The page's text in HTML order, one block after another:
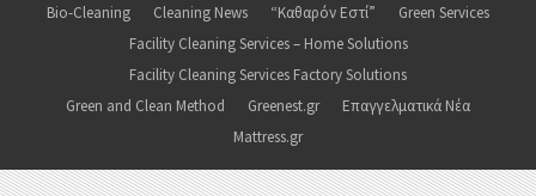
Bio-Cleaning
Cleaning News “Καθαρόν Εστί”
Green Services
Facility Cleaning Services – Home Solutions
Facility Cleaning Services Factory Solutions
Green and Clean Method
Greenest.gr
Επαγγελματικά Νέα
Mattress.gr